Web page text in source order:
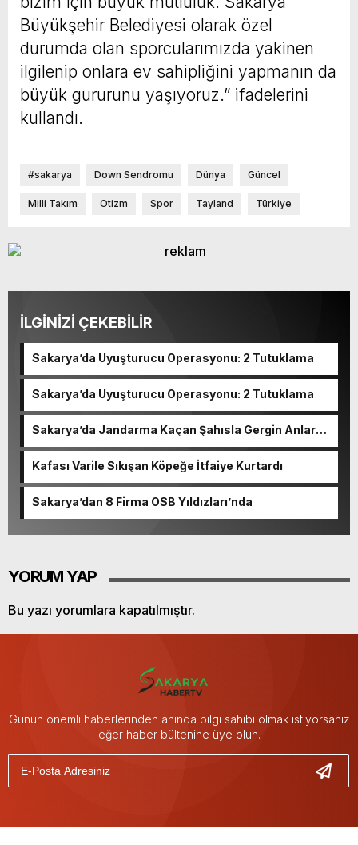
Büyükşehir Belediyesi olarak özel
durumda olan sporcularımızda yakinen
ilgilenip onlara ev sahipliğini yapmanın da
büyük gururunu yaşıyoruz.” ifadelerini
kullandı.
#sakarya Down Sendromu Dünya Güncel
Milli Takım Otizm Spor Tayland Türkiye
İLGİNİZİ ÇEKEBİLİR
Sakarya’da Uyuşturucu Operasyonu: 2 Tutuklama
Sakarya’da Uyuşturucu Operasyonu: 2 Tutuklama
Sakarya’da Jandarma Kaçan Şahısla Gergin Anlar
Kafası Varile Sıkışan Köpeğe İtfaiye Kurtardı
Sakarya’dan 8 Firma OSB Yıldızları’nda
YORUM YAP
Bu yazı yorumlara kapatılmıştır.
Günün önemli haberlerinden anında bilgi sahibi olmak istiyorsanız
eğer haber bültenine üye olun.